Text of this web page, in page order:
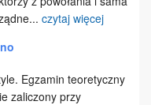
... czytaj więcej
Egzamin teoretyczny
zaliczony przy